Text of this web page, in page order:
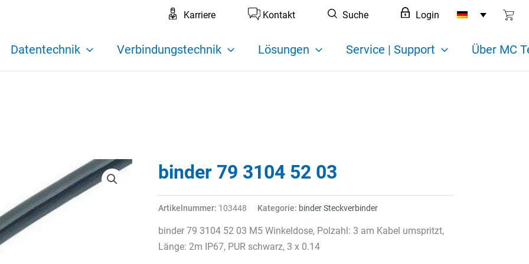
Karriere Kontakt Suche Login
Datentechnik Verbindungstechnik Lösungen Service | Support Über MC
binder 79 3104 52 03
Artikelnummer: 103448 Kategorie: binder Steckverbinder
binder 79 3104 52 03 M5 Winkeldose, Polzahl: 3 am Kabel umspritzt,
Länge: 2m IP67, PUR schwarz, 3 x 0.14